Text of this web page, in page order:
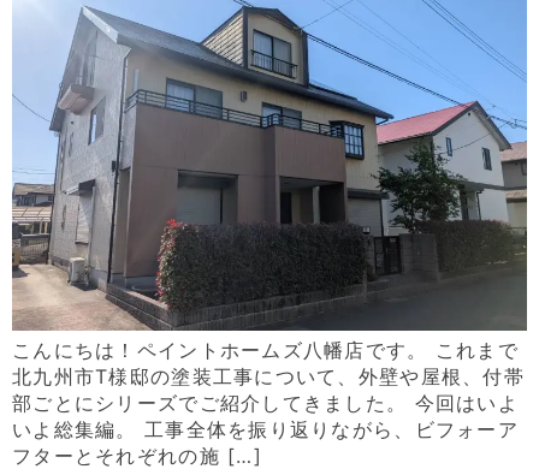
こんにちは！ペイントホームズ八幡店です。 これまで
北九州市T様邸の塗装工事について、外壁や屋根、付帯
部ごとにシリーズでご紹介してきました。 今回はいよ
いよ総集編。 工事全体を振り返りながら、ビフォーア
フターとそれぞれの施 […]